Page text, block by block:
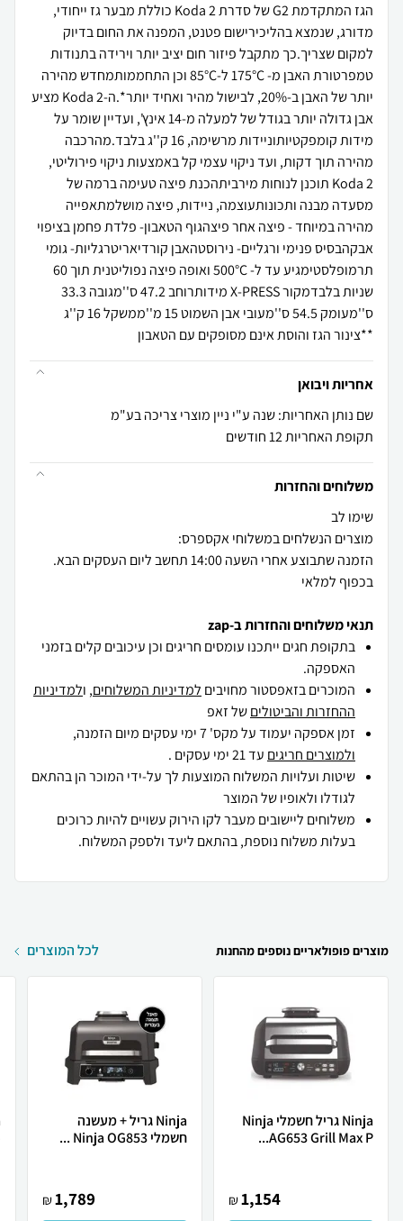
הגז המתקדמת G2 של סדרת Koda 2 כוללת מבער גז ייחודי,
מדורג, שנמצא בהליכירישום פטנט, המפנה את החום בדיוק
למקום שצריך.כך מתקבל פיזור חום יציב יותר וירידה בתנודות
טמפרטורת האבן מ- 175°C ל-85°C וכן התחממותמחדש מהירה
יותר של האבן ב-20%, לבישול מהיר ואחיד יותר*.ה-Koda 2 מציע
אבן גדולה יותר בגודל של למעלה מ-14 אינץ', ועדיין שומר על
מידות קומפקטיותוניידות מרשימה, 16 ק''ג בלבד.מהרכבה
מהירה תוך דקות, ועד ניקוי עצמי קל באמצעות ניקוי פירוליטי,
Koda 2 תוכנן לנוחות מירביתהכנת פיצה טעימה ברמה של
מסעדה מבנה ותכונותעוצמה, ניידות, פיצה מושלמתאפייה
מהירה במיוחד - פיצה אחר פיצהגוף הטאבון- פלדת פחמן בציפוי
אבקהבסיס פנימי ורגליים- נירוסטהאבן קורדיאריטרגליות- גומי
תרמופלסטימגיע עד ל- 500°C ואופה פיצה נפוליטנית תוך 60
שניות בלבדמקור X-PRESS מידותרוחב 47.2 ס''מגובה 33.3
ס''מעומק 54.5 ס''מעובי אבן השמוט 15 מ''ממשקל 16 ק''ג
**צינור הגז והוסת אינם מסופקים עם הטאבון
אחריות ויבואן
שם נותן האחריות: שנה ע"י ניין מוצרי צריכה בע"מ
תקופת האחריות 12 חודשים
משלוחים והחזרות
הזמנה שתבוצע אחרי השעה 14:00 תחשב ליום העסקים הבא.
בכפוף למלאי
תנאי משלוחים והחזרות ב-zap
בתקופת חגים ייתכנו עומסים חריגים וכן עיכובים קלים בזמני
האספקה.
המוכרים בזאפסטור מחויבים למדיניות המשלוחים, ולמדיניות
ההחזרות והביטוליםשל זאפ
זמן אספקה יעמוד על מקס' 7 ימי עסקים מיום הזמנה,
ולמוצרים חריגים עד 21 ימי עסקים .
שיטות ועלויות המשלוח המוצעות לך על-ידי המוכר הן בהתאם
לגודלו ולאופיו של המוצר
משלוחים ליישובים מעבר לקו הירוק עשויים להיות כרוכים
בעלות משלוח נוספת, בהתאם ליעד ולספק המשלוח.
מוצרים פופולאריים נוספים מהחנות לכל המוצרים
Ninja גריל חשמלי Ninja
AG653 Grill Max P...
1,154
₪
Ninja גריל + מעשנה ‏
‏חשמלי Ninja OG853 ...
1,789
₪